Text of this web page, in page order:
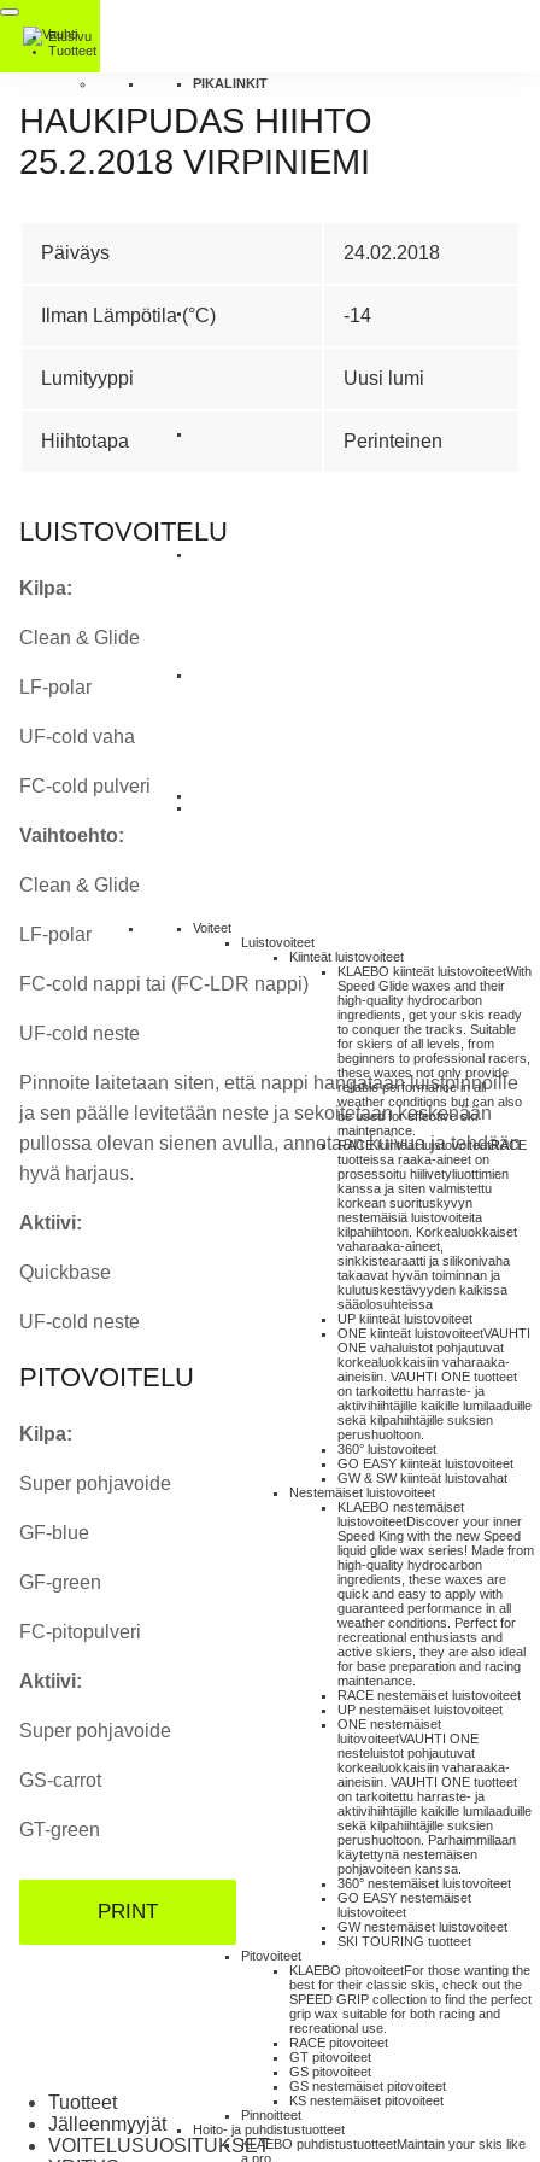
Etusivu
Tuotteet
PIKALINKIT
Voiteet
Luistovoiteet
Kiinteät luistovoiteet
KLAEBO kiinteät luistovoiteetWith
Speed Glide waxes and their
high-quality hydrocarbon
ingredients, get your skis ready
to conquer the tracks. Suitable
for skiers of all levels, from
beginners to professional racers,
these waxes not only provide
reliable performance in all
weather conditions but can also
be used for effective ski
maintenance.
RACE kiinteät luistovoiteetRACE
tuotteissa raaka-aineet on
prosessoitu hiilivetyliuottimien
kanssa ja siten valmistettu
korkean suorituskyvyn
nestemäisiä luistovoiteita
kilpahiihtoon. Korkealuokkaiset
vaharaaka-aineet,
sinkkistearaatti ja silikonivaha
takaavat hyvän toiminnan ja
kulutuskestävyyden kaikissa
sääolosuhteissa
UP kiinteät luistovoiteet
ONE kiinteät luistovoiteetVAUHTI
ONE vahaluistot pohjautuvat
korkealuokkaisiin vaharaaka-
aineisiin. VAUHTI ONE tuotteet
on tarkoitettu harraste- ja
aktiivihiihtäjille kaikille lumilaaduille
sekä kilpahiihtäjille suksien
perushuoltoon.
360° luistovoiteet
GO EASY kiinteät luistovoiteet
GW & SW kiinteät luistovahat
Nestemäiset luistovoiteet
KLAEBO nestemäiset
luistovoiteetDiscover your inner
Speed King with the new Speed
liquid glide wax series! Made from
high-quality hydrocarbon
ingredients, these waxes are
quick and easy to apply with
guaranteed performance in all
weather conditions. Perfect for
recreational enthusiasts and
active skiers, they are also ideal
for base preparation and racing
maintenance.
RACE nestemäiset luistovoiteet
UP nestemäiset luistovoiteet
ONE nestemäiset
luitovoiteetVAUHTI ONE
nesteluistot pohjautuvat
korkealuokkaisiin vaharaaka-
aineisiin. VAUHTI ONE tuotteet
on tarkoitettu harraste- ja
aktiivihiihtäjille kaikille lumilaaduille
sekä kilpahiihtäjille suksien
perushuoltoon. Parhaimmillaan
käytettynä nestemäisen
pohjavoiteen kanssa.
360° nestemäiset luistovoiteet
GO EASY nestemäiset
luistovoiteet
GW nestemäiset luistovoiteet
SKI TOURING tuotteet
Pitovoiteet
KLAEBO pitovoiteetFor those wanting the
best for their classic skis, check out the
SPEED GRIP collection to find the perfect
grip wax suitable for both racing and
recreational use.
RACE pitovoiteet
GT pitovoiteet
GS pitovoiteet
GS nestemäiset pitovoiteet
KS nestemäiset pitovoiteet
Pinnoitteet
Hoito- ja puhdistustuotteet
KLAEBO puhdistustuotteetMaintain your skis like
a pro.
HAUKIPUDAS HIIHTO
25.2.2018 VIRPINIEMI
Päiväys 24.02.2018
Ilman Lämpötila (°C) -14
Lumityyppi Uusi lumi
Hiihtotapa Perinteinen
LUISTOVOITELU
Kilpa:
Clean & Glide
LF-polar
UF-cold vaha
FC-cold pulveri
Vaihtoehto:
Clean & Glide
LF-polar
FC-cold nappi tai (FC-LDR nappi)
UF-cold neste
Pinnoite laitetaan siten, että nappi hangataan luistpinnoille
ja sen päälle levitetään neste ja sekoitetaan keskenään
pullossa olevan sienen avulla, annetaan kuivua ja tehdään
hyvä harjaus.
Aktiivi:
Quickbase
UF-cold neste
PITOVOITELU
Kilpa:
Super pohjavoide
GF-blue
GF-green
FC-pitopulveri
Aktiivi:
Super pohjavoide
GS-carrot
GT-green
PRINT
Tuotteet
Jälleenmyyjät
VOITELUSUOSITUKSET